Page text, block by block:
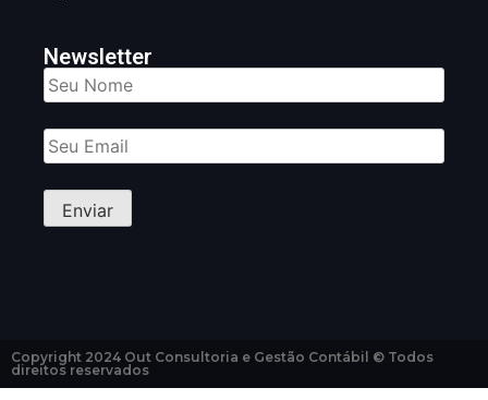
Newsletter
Copyright 2024 Out Consultoria e Gestão Contábil © Todos
direitos reservados